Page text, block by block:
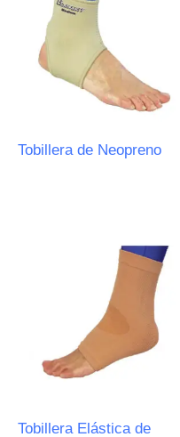
Tobillera de Neopreno
Tobillera Elástica de